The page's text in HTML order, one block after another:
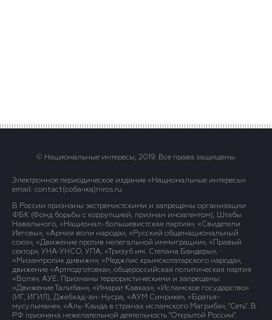
© Национальные интересы, 2019. Все права защищены.
Электронное периодическое издание «Национальные интересы» .
email: contact(сoбaчка)niros.ru
В России признаны экстремистскими и запрещены организации
ФБК (Фонд борьбы с коррупцией, признан иноагентом), Штабы
Навального, «Национал-большевистская партия», «Свидетели
Иеговы», «Армия воли народа», «Русский общенациональный
союз», «Движение против нелегальной иммиграции», «Правый
сектор», УНА-УНСО, УПА, «Тризуб им. Степана Бандеры»,
«Мизантропик дивижн», «Меджлис крымскотатарского народа»,
движение «Артподготовка», общероссийская политическая партия
«Воля», АУЕ. Признаны террористическими и запрещены:
«Движение Талибан», «Имарат Кавказ», «Исламское государство»
(ИГ, ИГИЛ), Джебхад-ан-Нусра, «АУМ Синрике», «Братья-
мусульмане», «Аль-Каида в странах исламского Магриба», "Сеть". В
РФ признана нежелательной деятельность "Открытой России".